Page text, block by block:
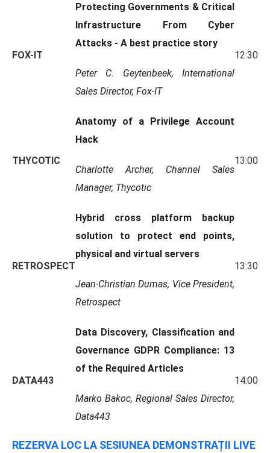
FOX-IT
Protecting Governments & Critical
Infrastructure From Cyber
Attacks - A best practice story
Peter C. Geytenbeek, International
Sales Director, Fox-IT
12:30
THYCOTIC
Anatomy of a Privilege Account
Hack
Charlotte Archer, Channel Sales
Manager, Thycotic
13:00
RETROSPECT
Hybrid cross platform backup
solution to protect end points,
physical and virtual servers
Jean-Christian Dumas, Vice President,
Retrospect
13:30
DATA443
Data Discovery, Classification and
Governance GDPR Compliance: 13
of the Required Articles
Marko Bakoc, Regional Sales Director,
Data443
14:00
REZERVA LOC LA SESIUNEA DEMONSTRAȚII LIVE